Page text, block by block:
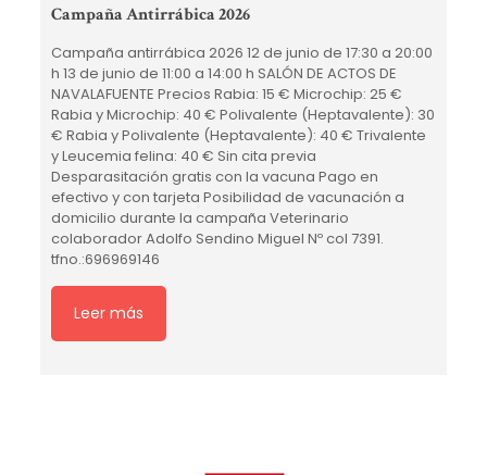
Campaña Antirrábica 2026
Campaña antirrábica 2026 12 de junio de 17:30 a 20:00
h 13 de junio de 11:00 a 14:00 h SALÓN DE ACTOS DE
NAVALAFUENTE Precios Rabia: 15 € Microchip: 25 €
Rabia y Microchip: 40 € Polivalente (Heptavalente): 30
€ Rabia y Polivalente (Heptavalente): 40 € Trivalente
y Leucemia felina: 40 € Sin cita previa
Desparasitación gratis con la vacuna Pago en
efectivo y con tarjeta Posibilidad de vacunación a
domicilio durante la campaña Veterinario
colaborador Adolfo Sendino Miguel Nº col 7391.
tfno.:696969146
Leer más